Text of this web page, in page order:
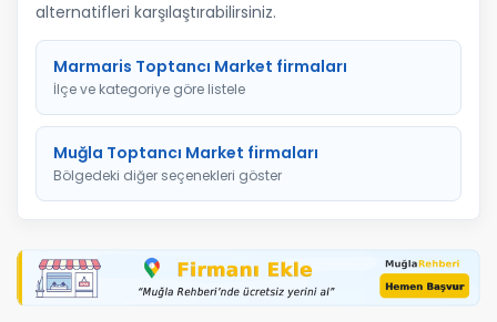
alternatifleri karşılaştırabilirsiniz.
Marmaris Toptancı Market firmaları
İlçe ve kategoriye göre listele
Muğla Toptancı Market firmaları
Bölgedeki diğer seçenekleri göster